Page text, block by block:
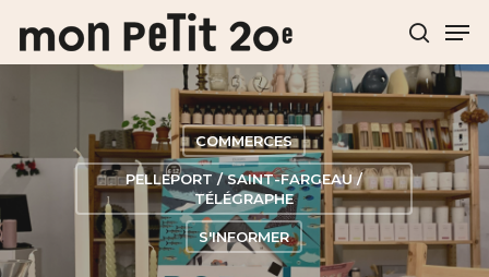
Hit enter to search or ESC to close
COMMERCES
PELLEPORT / SAINT-FARGEAU /
TÉLÉGRAPHE
S'INFORMER